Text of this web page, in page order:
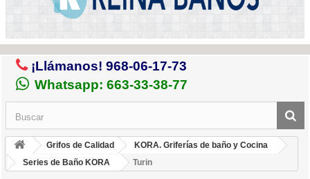
¡Llámanos! 968-06-17-73
Whatsapp: 663-33-38-77
Grifos de Calidad
KORA. Griferías de baño y Cocina
Series de Baño KORA
Turin